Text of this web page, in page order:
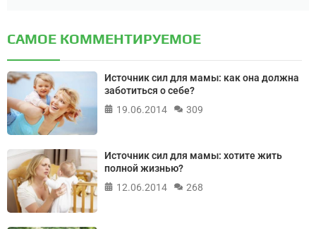
САМОЕ КОММЕНТИРУЕМОЕ
Источник сил для мамы: как она должна
заботиться о себе?
19.06.2014
309
Источник сил для мамы: хотите жить
полной жизнью?
12.06.2014
268